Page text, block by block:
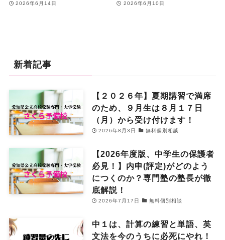
2026年6月14日 2026年6月10日
新着記事
【２０２６年】夏期講習で満席
のため、９月生は８月１７日
（月）から受け付けます！
2026年8月3日 無料個別相談
【2026年度版、中学生の保護者
必見！】内申(評定)がどのよう
につくのか？専門塾の塾長が徹
底解説！
2026年7月17日 無料個別相談
中１は、計算の練習と単語、英
文法を今のうちに必死にやれ！